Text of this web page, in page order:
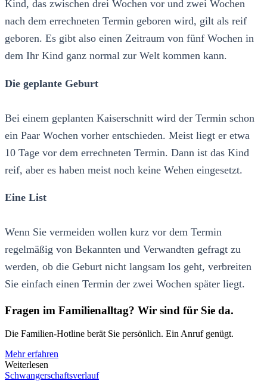
Kind, das zwischen drei Wochen vor und zwei Wochen
nach dem errechneten Termin geboren wird, gilt als reif
geboren. Es gibt also einen Zeitraum von fünf Wochen in
dem Ihr Kind ganz normal zur Welt kommen kann.
Die geplante Geburt
Bei einem geplanten Kaiserschnitt wird der Termin schon
ein Paar Wochen vorher entschieden. Meist liegt er etwa
10 Tage vor dem errechneten Termin. Dann ist das Kind
reif, aber es haben meist noch keine Wehen eingesetzt.
Eine List
Wenn Sie vermeiden wollen kurz vor dem Termin
regelmäßig von Bekannten und Verwandten gefragt zu
werden, ob die Geburt nicht langsam los geht, verbreiten
Sie einfach einen Termin der zwei Wochen später liegt.
Fragen im Familienalltag? Wir sind für Sie da.
Die Familien-Hotline berät Sie persönlich. Ein Anruf genügt.
Mehr erfahren
Weiterlesen
Schwangerschaftsverlauf